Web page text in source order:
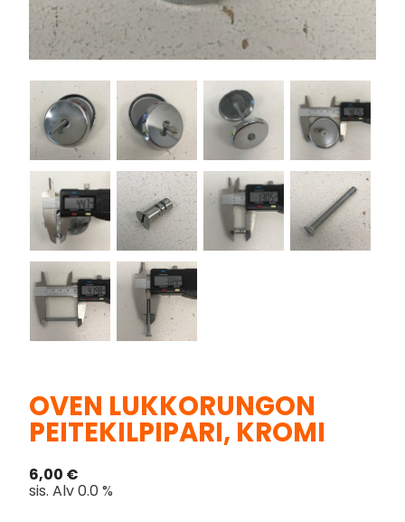
OVEN LUKKORUNGON
PEITEKILPIPARI, KROMI
6,00 €
sis. Alv 0.0 %